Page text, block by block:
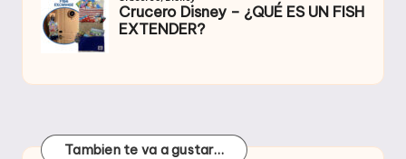
Tambien te va a gustar…